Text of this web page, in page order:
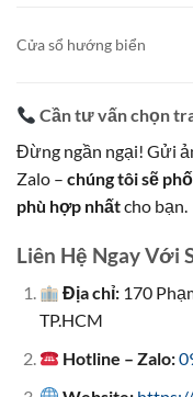
Cửa sổ hướng biển
Cần tư vấn chọn
Đừng ngần ngại! Gửi
Zalo – chúng tôi sẽ
phù hợp nhấtcho bạn.
Liên Hệ Ngay Với
Địa chỉ: 170
TP.HCM
Hotline – Zalo: